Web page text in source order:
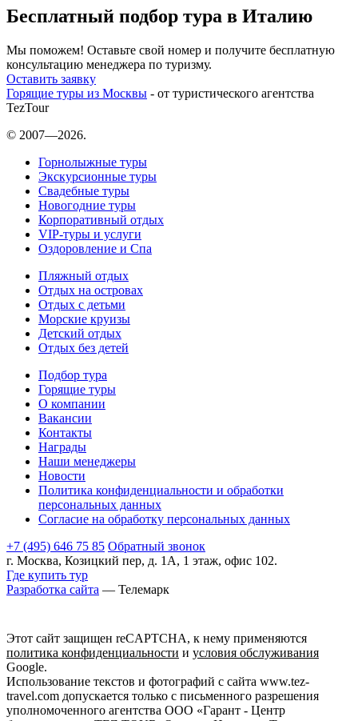
Бесплатный подбор тура в Италию
Мы поможем! Оставьте свой номер и получите бесплатную
консультацию менеджера по туризму.
Оставить заявку
Горящие туры из Москвы - от туристического агентства
TezTour
© 2007—2026.
Горнолыжные туры
Экскурсионные туры
Свадебные туры
Новогодние туры
Корпоративный отдых
VIP-туры и услуги
Оздоровление и Спа
Пляжный отдых
Отдых на островах
Отдых с детьми
Морские круизы
Детский отдых
Отдых без детей
Подбор тура
Горящие туры
О компании
Вакансии
Контакты
Награды
Наши менеджеры
Новости
Политика конфиденциальности и обработки
персональных данных
Согласие на обработку персональных данных
+7 (495) 646 75 85 Обратный звонок
г. Москва, Козицкий пер, д. 1А, 1 этаж, офис 102.
Где купить тур
Разработка сайта — Телемарк
Этот сайт защищен reCAPTCHA, к нему применяются
политика конфиденциальности и условия обслуживания
Google.
Использование текстов и фотографий с сайта www.tez-
travel.com допускается только с письменного разрешения
уполномоченного агентства ООО «Гарант - Центр